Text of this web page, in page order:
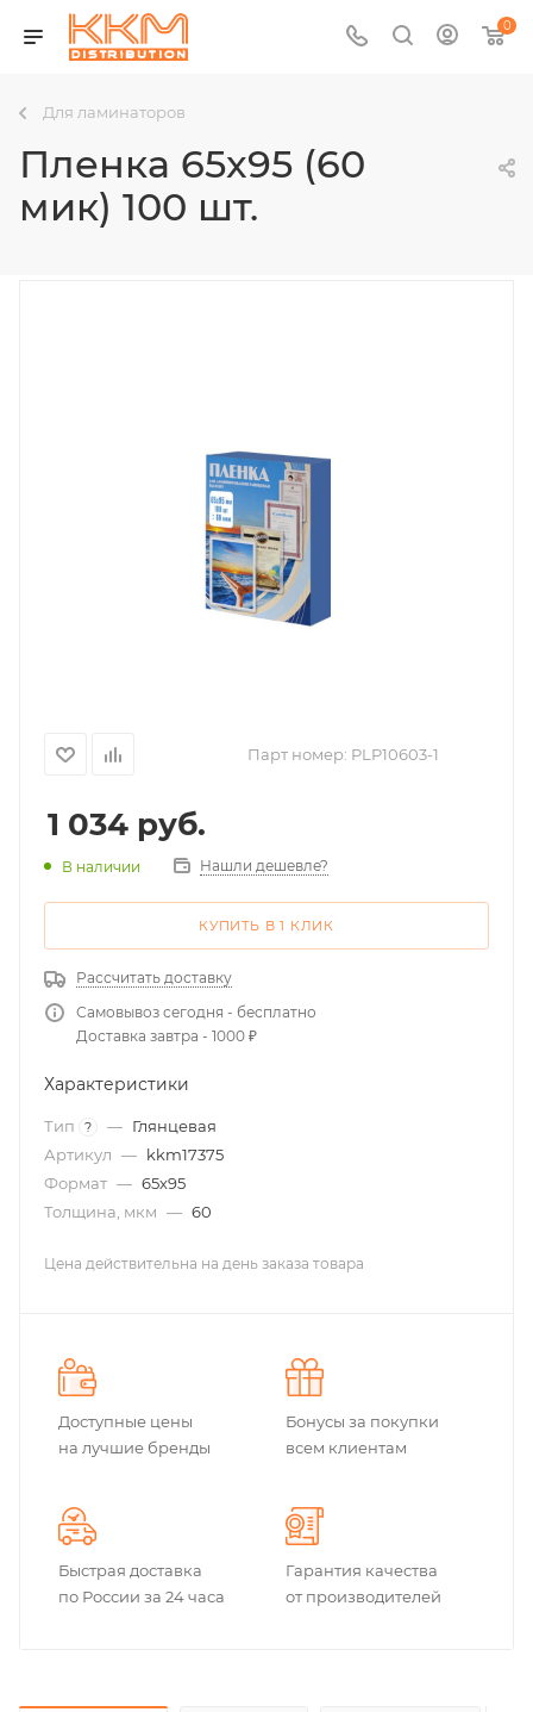
0
Для ламинаторов
Пленка 65x95 (60
мик) 100 шт.
Парт номер: PLP10603-1
1 034 руб.
В наличии Нашли дешевле?
КУПИТЬ В 1 КЛИК
Рассчитать доставку
Самовывоз сегодня - бесплатно
Доставка завтра - 1000 ₽
Характеристики
Тип ? — Глянцевая
Артикул — kkm17375
Формат — 65х95
Толщина, мкм — 60
Цена действительна на день заказа товара
Доступные цены
на лучшие бренды
Бонусы за покупки
всем клиентам
Быстрая доставка
по России за 24 часа
Гарантия качества
от производителей